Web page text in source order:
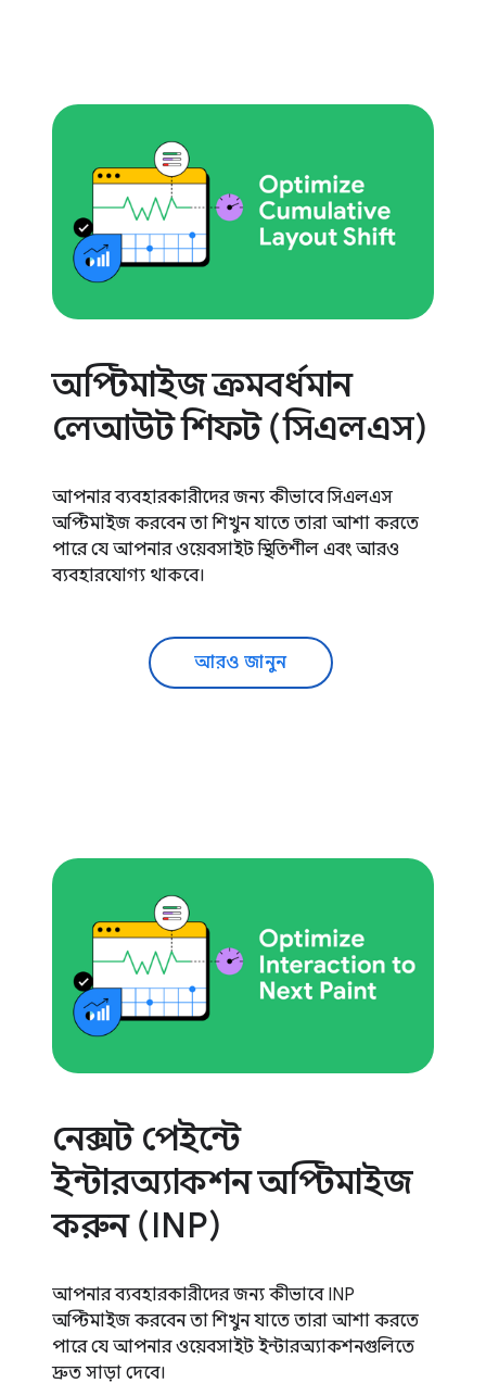
অপ্টিমাইজ ক্রমবর্ধমান
লেআউট শিফট (সিএলএস)
আপনার ব্যবহারকারীদের জন্য কীভাবে সিএলএস
অপ্টিমাইজ করবেন তা শিখুন যাতে তারা আশা করতে
পারে যে আপনার ওয়েবসাইট স্থিতিশীল এবং আরও
ব্যবহারযোগ্য থাকবে।
আরও জানুন
নেক্সট পেইন্টে
ইন্টারঅ্যাকশন অপ্টিমাইজ
করুন (INP)
আপনার ব্যবহারকারীদের জন্য কীভাবে INP
অপ্টিমাইজ করবেন তা শিখুন যাতে তারা আশা করতে
পারে যে আপনার ওয়েবসাইট ইন্টারঅ্যাকশনগুলিতে
দ্রুত সাড়া দেবে।